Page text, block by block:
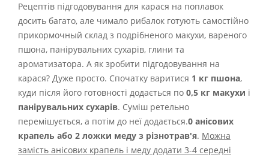
Рецептів підгодовування для карася на поплавок
досить багато, але чимало рибалок готують самостійно
прикормочный склад з подрібненого макухи, вареного
пшона, панірувальних сухарів, глини та
ароматизатора. А як зробити підгодовування на
карася? Дуже просто. Спочатку варитися 1 кг пшона,
куди після його готовності додається по 0,5 кг макухи і
панірувальних сухарів. Суміш ретельно
перемішується, а потім до неї додається.0 анісових
крапель або 2 ложки меду з різнотрав'я. Можна
замість анісових крапель і меду додати 3-4 середні